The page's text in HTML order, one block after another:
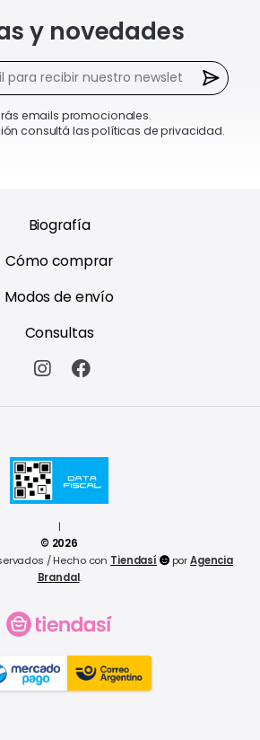
y novedades
emails promocionales.
consultá las políticas de privacidad.
Biografía
Cómo comprar
Modos de envío
Consultas
|
© 2026
/ Hecho con Tiendasí porAgencia
Brandal.